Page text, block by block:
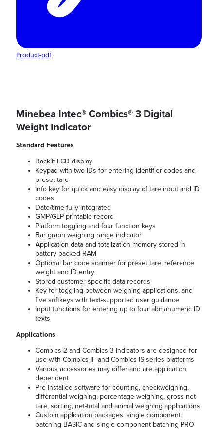
Product-pdf
Minebea Intec® Combics® 3 Digital
Weight Indicator
Standard Features
Backlit LCD display
Keypad with two IDs for entering identifier codes and
preset tare
Info key for quick and easy display of tare input and ID
codes
Date/time fully integrated
GMP/GLP printable record
Platform toggling and four function keys
Bar graph weighing range indicator
Application data and totalization memory stored in
battery-backed RAM
Optional bar code scanner for preset tare, reference
weight and ID entry
Stored customer-specific data records
Key for toggling between weighing applications, and
five softkeys with text-supported user guidance
Input functions for entering up to four alphanumeric ID
texts
Applications
Combics 2 and Combics 3 indicators are designed for
use with Combics IF and Combics IS series platforms
Various accessories may differ and are application
dependent
Pre-installed software for counting, checkweighing,
differential weighing, percentage weighing, gross-net-
tare, sorting, net-total and animal weighing applications
Custom application packages: single component
batching BASIC and single component batching PRO